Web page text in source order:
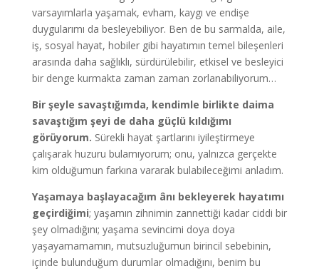
varsayımlarla yaşamak, evham, kaygı ve endişe
duygularımı da besleyebiliyor. Ben de bu sarmalda, aile,
iş, sosyal hayat, hobiler gibi hayatımın temel bileşenleri
arasında daha sağlıklı, sürdürülebilir, etkisel ve besleyici
bir denge kurmakta zaman zaman zorlanabiliyorum…
Bir şeyle savaştığımda, kendimle birlikte daima
savaştığım şeyi de daha güçlü kıldığımı
görüyorum. Sürekli hayat şartlarını iyileştirmeye
çalışarak huzuru bulamıyorum; onu, yalnızca gerçekte
kim olduğumun farkına vararak bulabileceğimi anladım.
Yaşamaya başlayacağım ânı bekleyerek hayatımı
geçirdiğimi; yaşamın zihnimin zannettiği kadar ciddi bir
şey olmadığını; yaşama sevincimi doya doya
yaşayamamamın, mutsuzluğumun birincil sebebinin,
içinde bulunduğum durumlar olmadığını, benim bu